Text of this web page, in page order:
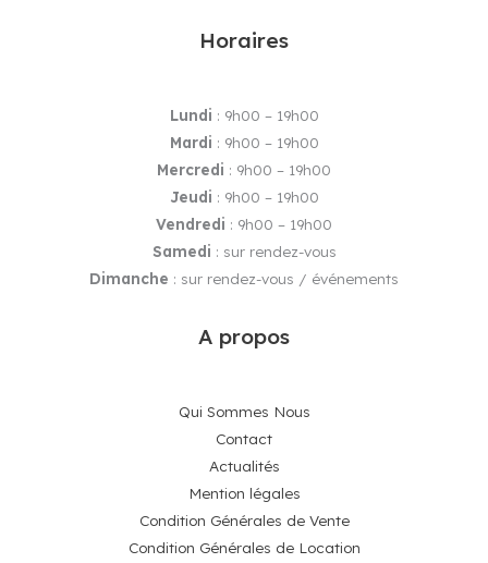
Horaires
Lundi : 9h00 – 19h00
Mardi : 9h00 – 19h00
Mercredi : 9h00 – 19h00
Jeudi : 9h00 – 19h00
Vendredi : 9h00 – 19h00
Samedi : sur rendez-vous
Dimanche : sur rendez-vous / événements
A propos
Qui Sommes Nous
Contact
Actualités
Mention légales
Condition Générales de Vente
Condition Générales de Location